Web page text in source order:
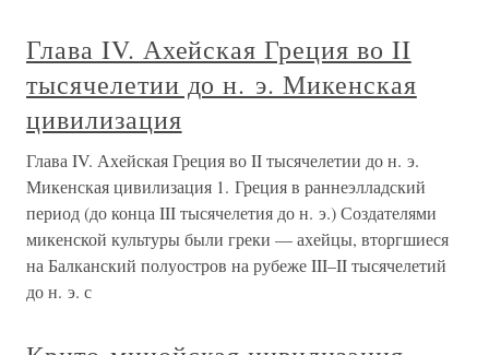
Глава IV. Ахейская Греция во II
тысячелетии до н. э. Микенская
цивилизация
Глава IV. Ахейская Греция во II тысячелетии до н. э.
Микенская цивилизация 1. Греция в раннеэлладский
период (до конца III тысячелетия до н. э.) Создателями
микенской культуры были греки — ахейцы, вторгшиеся
на Балканский полуостров на рубеже III–II тысячелетий
до н. э. с